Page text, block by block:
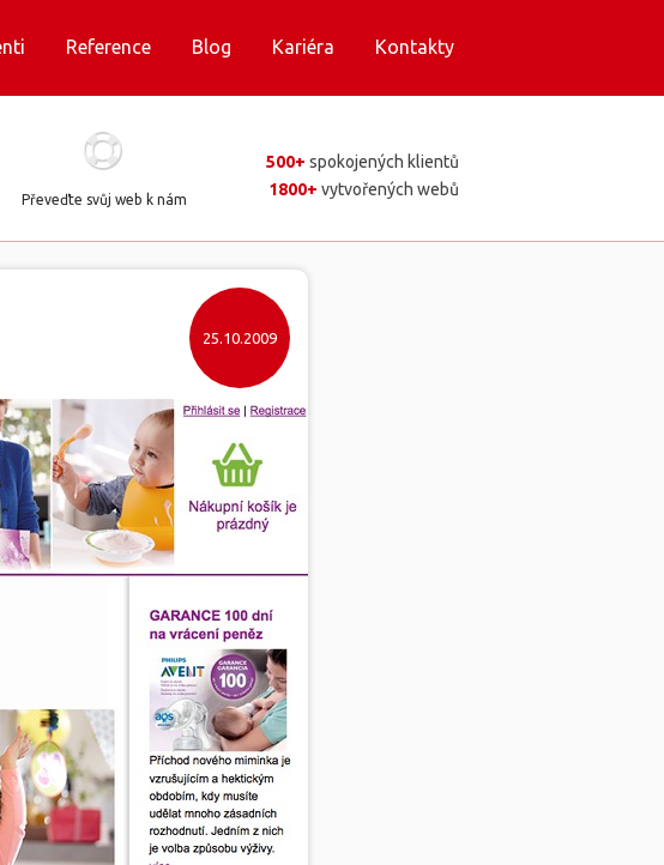
25.10.2009
Převeďte svůj web k nám
500+ spokojených klientů
1800+ vytvořených webů
Reference Blog Kariéra Kontakty